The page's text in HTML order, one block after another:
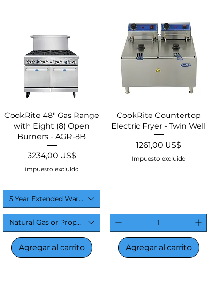
Vista rápida
CookRite 48" Gas Range
with Eight (8) Open
Burners - AGR-8B
Precio
3234,00 US$
Impuesto excluido
5 Year Extended Warranty
Natural Gas or Propane?
Agregar al carrito
Vista rápida
CookRite Countertop
Electric Fryer - Twin Well
Precio
1261,00 US$
Impuesto excluido
Agregar al carrito